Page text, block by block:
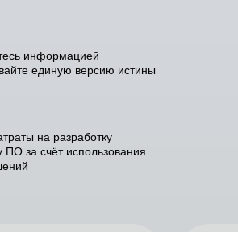
информацией
единую версию истины
на разработку
ПО за счёт использования